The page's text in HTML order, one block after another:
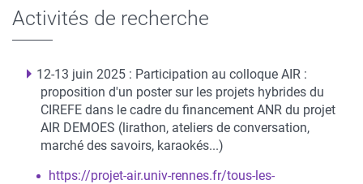
Activités de recherche
12-13 juin 2025 : Participation au colloque AIR :
proposition d'un poster sur les projets hybrides du
CIREFE dans le cadre du financement ANR du projet
AIR DEMOES (lirathon, ateliers de conversation,
marché des savoirs, karaokés...)
https://projet-air.univ-rennes.fr/tous-les-